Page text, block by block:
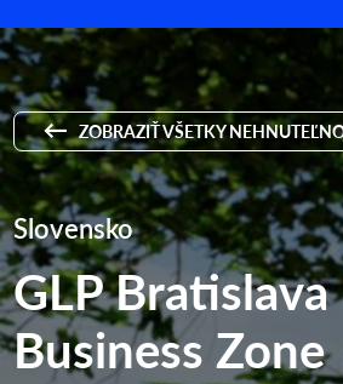
ZOBRAZIŤ VŠETKY
Slovensko
GLP Bratislava
Business Zone